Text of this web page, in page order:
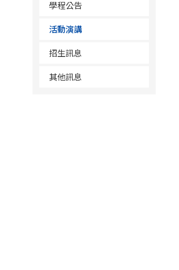
學程公告
活動演講
招生訊息
其他訊息